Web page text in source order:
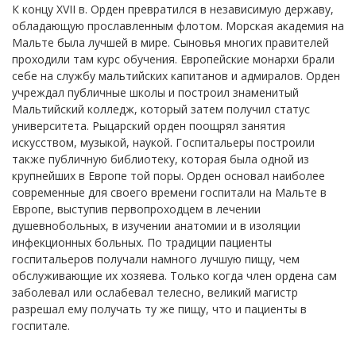
К концу XVII в. Орден превратился в независимую державу,
обладающую прославленным флотом. Морская академия на
Мальте была лучшей в мире. Сыновья многих правителей
проходили там курс обучения. Европейские монархи брали
себе на службу мальтийских капитанов и адмиралов. Орден
учреждал публичные школы и построил знаменитый
Мальтийский колледж, который затем получил статус
университета. Рыцарский орден поощрял занятия
искусством, музыкой, наукой. Госпитальеры построили
также публичную библиотеку, которая была одной из
крупнейших в Европе той поры. Орден основал наиболее
современные для своего времени госпитали на Мальте в
Европе, выступив первопроходцем в лечении
душевнобольных, в изучении анатомии и в изоляции
инфекционных больных. По традиции пациенты
госпитальеров получали намного лучшую пищу, чем
обслуживающие их хозяева. Только когда член ордена сам
заболевал или ослабевал телесно, великий магистр
разрешал ему получать ту же пищу, что и пациенты в
госпитале.